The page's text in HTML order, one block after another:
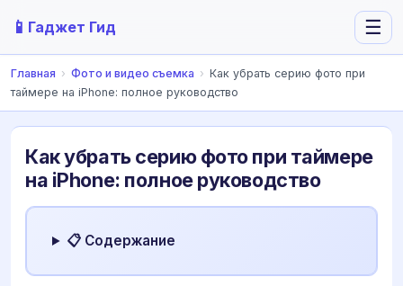
📱 Гаджет Гид ☰
Главная › Фото и видео съемка › Как убрать серию фото при
таймере на iPhone: полное руководство
Как убрать серию фото при таймере
на iPhone: полное руководство
📋 Содержание